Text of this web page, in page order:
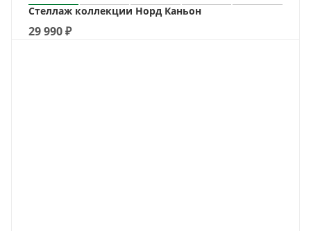
Стеллаж коллекции Норд Каньон
29 990₽